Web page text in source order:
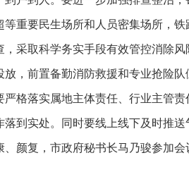
等重要民生场所和人员密集场所，
，采取科学务实手段有效管控消除
放，前置备勤消防救援和专业抢险
严格落实属地主体责任、行业主管
落到实处。同时要线上线下及时推
、颜复，市政府秘书长马乃骏参加会